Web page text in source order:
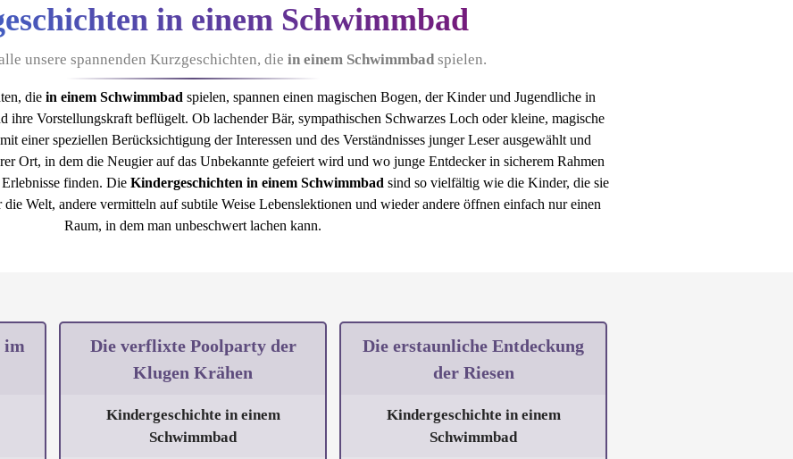
in einem Schwimmbad
unsere spannenden Kurzgeschichten, die in einem Schwimmbad spielen.
die in einem Schwimmbad spielen, spannen einen magischen Bogen, der Kinder und Jugendliche in
ihre Vorstellungskraft beflügelt. Ob lachender Bär, sympathischen Schwarzes Loch oder kleine, magische
einer speziellen Berücksichtigung der Interessen und des Verständnisses junger Leser ausgewählt und
Ort, in dem die Neugier auf das Unbekannte gefeiert wird und wo junge Entdecker in sicherem Rahmen
finden. Die Kindergeschichten in einem Schwimmbad sind so vielfältig wie die Kinder, die sie
Welt, andere vermitteln auf subtile Weise Lebenslektionen und wieder andere öffnen einfach nur einen
Raum, in dem man unbeschwert lachen kann.
im
Die verflixte Poolparty der
Klugen Krähen
Kindergeschichte in einem
Schwimmbad
Die erstaunliche Entdeckung
der Riesen
Kindergeschichte in einem
Schwimmbad